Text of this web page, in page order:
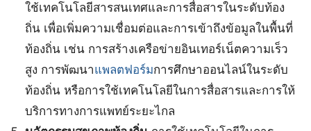
ใช้เทคโนโลยีสารสนเทศและการสื่อสารในระดับท้อง
ถิ่น เพื่อเพิ่มความเชื่อมต่อและการเข้าถึงข้อมูลในพื้นที่
ท้องถิ่น เช่น การสร้างเครือข่ายอินเทอร์เน็ตความเร็ว
สูง การพัฒนาแพลตฟอร์มการศึกษาออนไลน์ในระดับ
ท้องถิ่น หรือการใช้เทคโนโลยีในการสื่อสารและการให้
บริการทางการแพทย์ระยะไกล